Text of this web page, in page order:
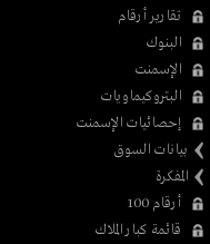
تقارير أرقام
البنوك
الإسمنت
البتروكيماويات
إحصائيات الإسمنت
بيانات السوق
المفكرة
أرقام 100
قائمة كبار الملاك